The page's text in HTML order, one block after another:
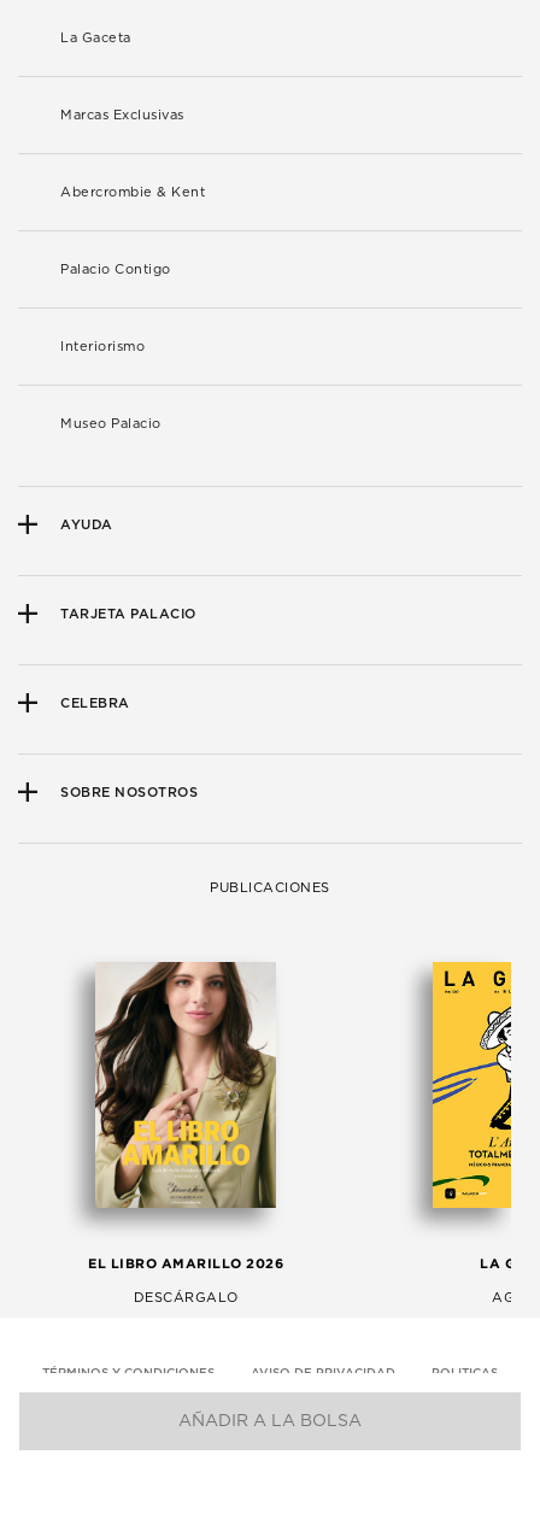
AÑADIR A LA BOLSA
La Gaceta
Marcas Exclusivas
Abercrombie & Kent
Palacio Contigo
Interiorismo
Museo Palacio
AYUDA
TARJETA PALACIO
CELEBRA
SOBRE NOSOTROS
PUBLICACIONES
EL LIBRO AMARILLO 2026
DESCÁRGALO
LA
TÉRMINOS Y CONDICIONES AVISO DE PRIVACIDAD POLITICAS